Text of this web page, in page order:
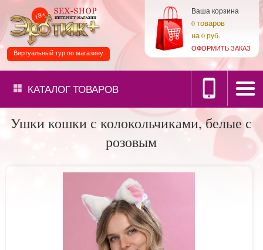
Ваша корзина
0товаров
на0 руб.
ОФОРМИТЬ ЗАКАЗ
Виртуальный тур по магазину
КАТАЛОГТОВАРОВ
Ушки кошки с колокольчиками, белые с
розовым